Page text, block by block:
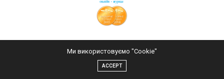
Ми використовуємо "Cookie"
ACCEPT